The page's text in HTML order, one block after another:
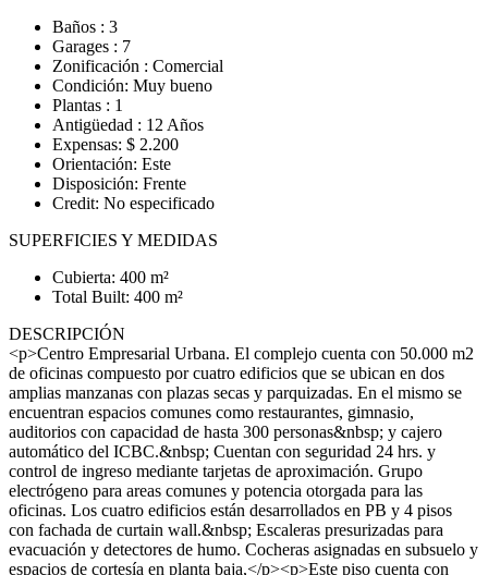
Baños : 3
Garages : 7
Zonificación : Comercial
Condición: Muy bueno
Plantas : 1
Antigüedad : 12 Años
Expensas: $ 2.200
Orientación: Este
Disposición: Frente
Credit: No especificado
SUPERFICIES Y MEDIDAS
Cubierta: 400 m²
Total Built: 400 m²
DESCRIPCIÓN
<p>Centro Empresarial Urbana. El complejo cuenta con 50.000 m2
de oficinas compuesto por cuatro edificios que se ubican en dos
amplias manzanas con plazas secas y parquizadas. En el mismo se
encuentran espacios comunes como restaurantes, gimnasio,
auditorios con capacidad de hasta 300 personas&nbsp; y cajero
automático del ICBC.&nbsp; Cuentan con seguridad 24 hrs. y
control de ingreso mediante tarjetas de aproximación. Grupo
electrógeno para areas comunes y potencia otorgada para las
oficinas. Los cuatro edificios están desarrollados en PB y 4 pisos
con fachada de curtain wall.&nbsp; Escaleras presurizadas para
evacuación y detectores de humo. Cocheras asignadas en subsuelo y
espacios de cortesía en planta baja,</p><p>Este piso cuenta con